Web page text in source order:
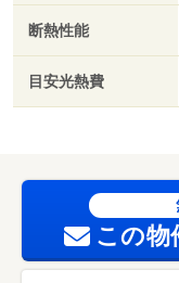
断熱性能
目安光熱費
この物